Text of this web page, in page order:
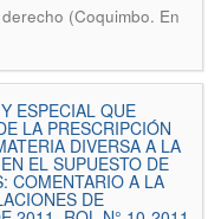
(Coquimbo. En
ESPECIAL QUE
LA PRESCRIPCIÓN
DIVERSA A LA
EL SUPUESTO DE
COMENTARIO A LA
DE